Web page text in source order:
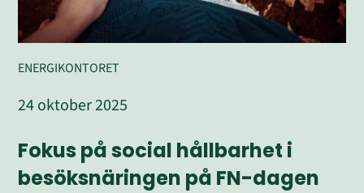
Fokus på social hållbarhet i
besöksnäringen på FN-dagen
24 oktober 2025
ENERGIKONTORET